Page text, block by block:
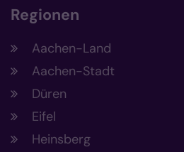
Regionen
Aachen-Land
Aachen-Stadt
Düren
Eifel
Heinsberg